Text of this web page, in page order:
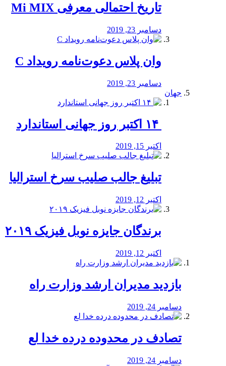
تاریخ احتمالی معرفی Mi MIX
دسامبر 23, 2019
وان پلاس دعوت‌نامه رویداد C
دسامبر 23, 2019
جهان
اکتبر 15, 2019
تبلیغ جالب صلیب سرخ استرالیا
اکتبر 12, 2019
برندگان جایزه نوبل فیزیک ۲۰۱۹
اکتبر 12, 2019
بازدید مدیران ارشد وزارت راه
دسامبر 24, 2019
تصادف در محدوده درده خدا لع
دسامبر 24, 2019